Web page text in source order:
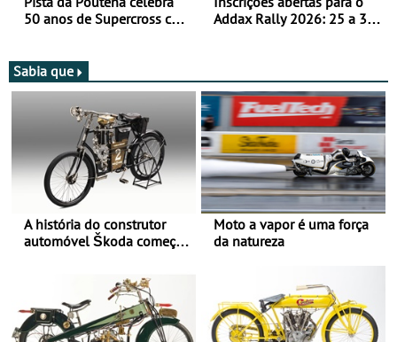
50 anos de Supercross com
Addax Rally 2026: 25 a 30
Sabia que
A história do construtor
automóvel Škoda começou
Moto a vapor é uma força
da natureza